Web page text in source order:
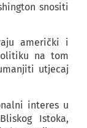
snositi
američki i
na tom
utjecaj
interes u
Istoka,